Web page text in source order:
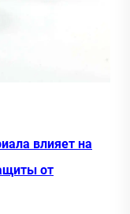
влияет на
от